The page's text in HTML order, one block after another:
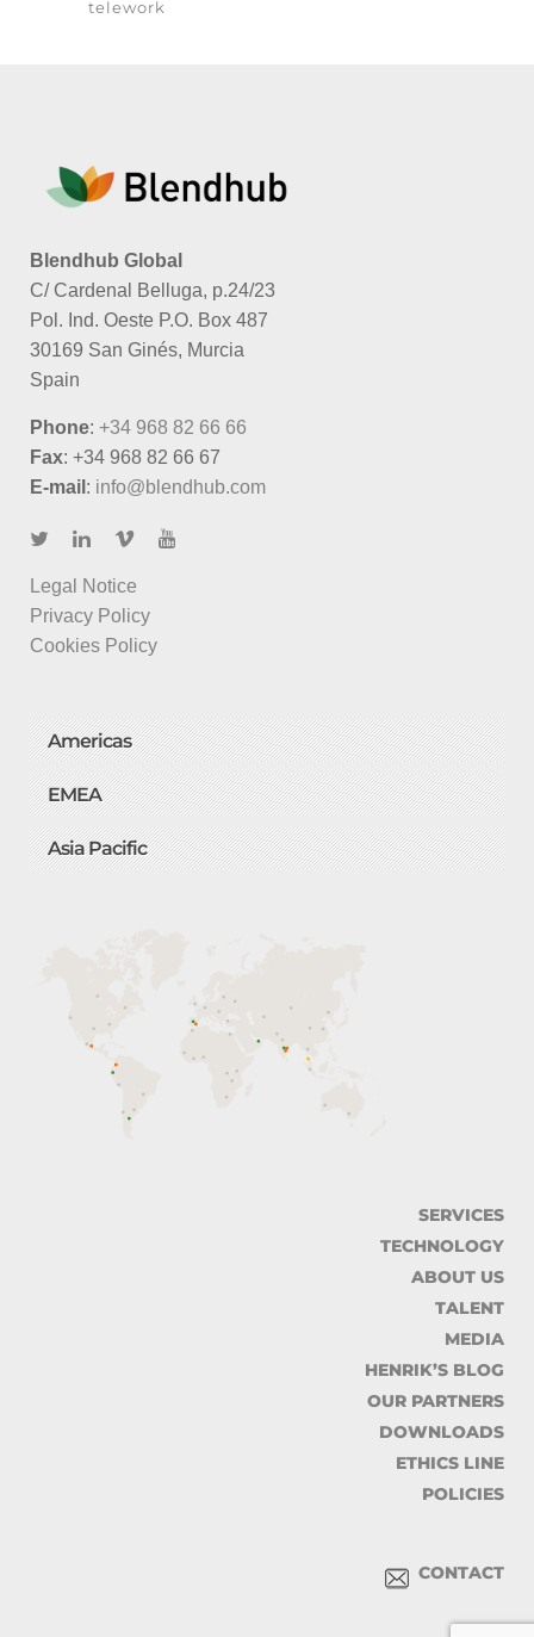
telework
Blendhub Global
C/ Cardenal Belluga, p.24/23
Pol. Ind. Oeste P.O. Box 487
30169 San Ginés, Murcia
Spain
Phone: +34 968 82 66 66
Fax: +34 968 82 66 67
E-mail : info@blendhub.com
Legal Notice
Privacy Policy
Cookies Policy
Americas
EMEA
Asia Pacific
SERVICES
TECHNOLOGY
ABOUT US
TALENT
MEDIA
HENRIK’S BLOG
OUR PARTNERS
DOWNLOADS
ETHICS LINE
POLICIES
CONTACT